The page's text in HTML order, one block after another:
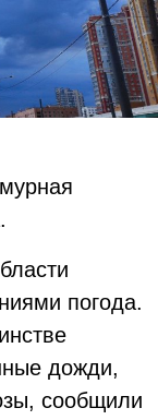
погода.
дожди,
сообщили